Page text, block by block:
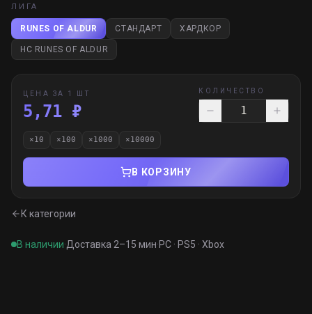
ЛИГА
RUNES OF ALDUR СТАНДАРТ ХАРДКОР
HC RUNES OF ALDUR
ЦЕНА ЗА 1 ШТ
5,71 ₽
КОЛИЧЕСТВО
×10 ×100 ×1000 ×10000
В КОРЗИНУ
К категории
В наличии·Доставка 2–15 мин·PC · PS5 · Xbox